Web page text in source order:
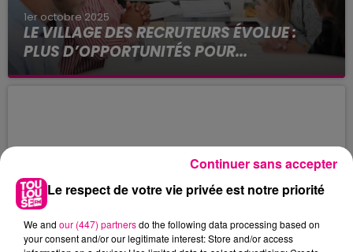
1er octobre 2025
LE VILLAGE DES RECRUTEURS ÉVOLUE :
PLUS D’OPPORTUNITÉS POUR...
Vous êtes en recherche d’emploi ou en
Le respect de votre vie privée est notre priorité
We and our (447) partnersdo the following data processing based on
your consent and/or our legitimate interest: Store and/or access
Continuer sans accepter